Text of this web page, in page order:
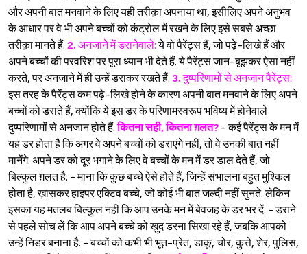
और अपनी बात मनवाने के लिए यही तरीक़ा अपनाया था, इसीलिए अपने अनुभव
के आधार पर वे भी अपने बच्चों को कंट्रोल में रखने के लिए इसे सबसे अच्छा
तरीक़ा मानते हैं. 2. अनजाने में डरानेवाले:ये वो पैरेंट्स हैं, जो पढ़े-लिखे हैं और
अपने बच्चों की परवरिश पर पूरा ध्यान भी देते हैं. ये पैरेंट्स जान-बूझकर ऐसा नहीं
करते, पर अनजाने में ही उन्हें डराकर रखते हैं. 3.दुष्परिणामों से अनजान पैरेंट्स:
इस तरह के पैरेंट्स कम पढ़े-लिखे होने के कारण अपनी बात मनवाने के लिए अपने
बच्चों को डराते हैं, क्योंकि ये इस डर के परिणामस्वरूप भविष्य में होनेवाले
दुष्परिणामों से अनजान होते हैं.कितना सही, कितना ग़लत? - कई पैरेंट्स के मन में
यह डर होता है कि अगर वे अपने बच्चों को डराएंगे नहीं, तो वे उनकी बात नहीं
मानेंगे. अपने डर को दूर भगाने के लिए वे बच्चों के मन में डर डाल देते हैं, जो
बिल्कुल ग़लत है. - माना कि कुछ बच्चे ऐसे होते हैं, जिन्हें संभालना बहुत मुश्किल
होता है, ख़ासकर हाइपर एक्टिव बच्चे, जो कोई भी बात जल्दी नहीं सुनते. लेकिन
इसका यह मतलब बिल्कुल नहीं कि आप उनके मन में बेवजह के डर भर दें. - डराने
से पहले सोच लें कि आप अपने बच्चे को ख़ुद डरना सिखा रहे हैं, जबकि आपको
उन्हें निडर बनाना है. - बच्चों को कभी भी भूत-प्रेत, डाकू, चोर, कुत्ते, शेर, पुलिस,